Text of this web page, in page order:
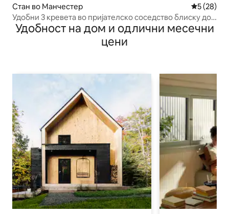
Стан во Манчестер Просечна
5 (28)
Удобни 3 кревета во пријателско соседство блиску до
I-93!
Удобност на дом и одлични месечни
цени